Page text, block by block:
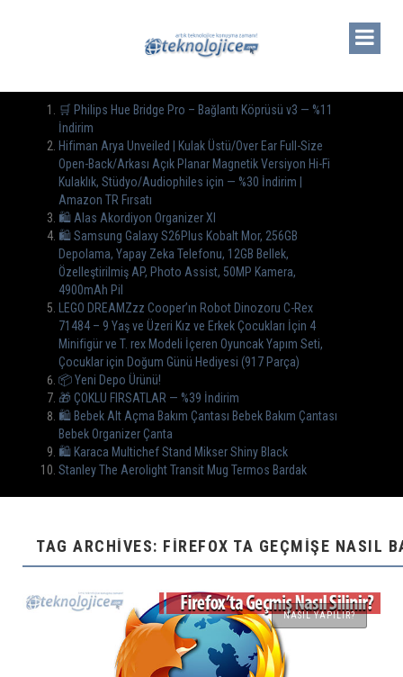
🛒 Philips Hue Bridge Pro – Bağlantı Köprüsü v3 — %11
İndirim
Hifiman Arya Unveiled | Kulak Üstü/Over Ear Full-Size
Open-Back/Arkası Açık Planar Magnetik Versiyon Hi-Fi
Kulaklık, Stüdyo/Audiophiles için — %30 İndirim |
Amazon TR Fırsatı
🛍️ Alas Akordiyon Organizer Xl
🛍 Samsung Galaxy S26Plus Kobalt Mor, 256GB
Depolama, Yapay Zeka Telefonu, 12GB Bellek,
Özelleştirilmiş AP, Photo Assist, 50MP Kamera,
4900mAh Pil
LEGO DREAMZzz Cooper’ın Robot Dinozoru C-Rex
71484 – 9 Yaş ve Üzeri Kız ve Erkek Çocukları İçin 4
Minifigür ve T. rex Modeli İçeren Oyuncak Yapım Seti,
Çocuklar için Doğum Günü Hediyesi (917 Parça)
📦 Yeni Depo Ürünü!
🎁 ÇOKLU FIRSATLAR — %39 İndirim
🛍️ Bebek Alt Açma Bakım Çantası Bebek Bakım Çantası
Bebek Organizer Çanta
🛍 Karaca Multichef Stand Mikser Shiny Black
Stanley The Aerolight Transit Mug Termos Bardak
TAG ARCHIVES: FIREFOX TA GEÇMIŞE NASIL
NASIL YAPILIR?